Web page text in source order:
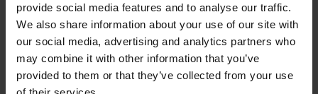
provide social media features and to analyse our traffic.
We also share information about your use of our site with
our social media, advertising and analytics partners who
may combine it with other information that you’ve
provided to them or that they’ve collected from your use
Im kompletten Baukomplex wurden um die 100 RP-
Produkte geliefert
1 zentrales Notstromsystem aus der MCX-Serie